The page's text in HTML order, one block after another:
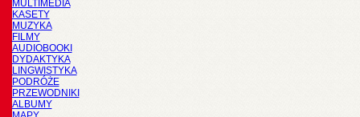
MULTIMEDIA
KASETY
MUZYKA
FILMY
AUDIOBOOKI
DYDAKTYKA
LINGWISTYKA
PODRÓŻE
PRZEWODNIKI
ALBUMY